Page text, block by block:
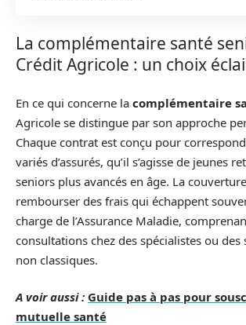
La complémentaire santé
Crédit Agricole : un choix
En ce qui concerne la complémentaire
Agricole se distingue par son approche
Chaque contrat est conçu pour
variés d’assurés, qu’il s’agisse de jeunes
seniors plus avancés en âge. La
rembourser des frais qui échappent
charge de l’Assurance Maladie,
consultations chez des spécialistes ou
non classiques.
A voir aussi : Guide pas à pas pour
mutuelle santé